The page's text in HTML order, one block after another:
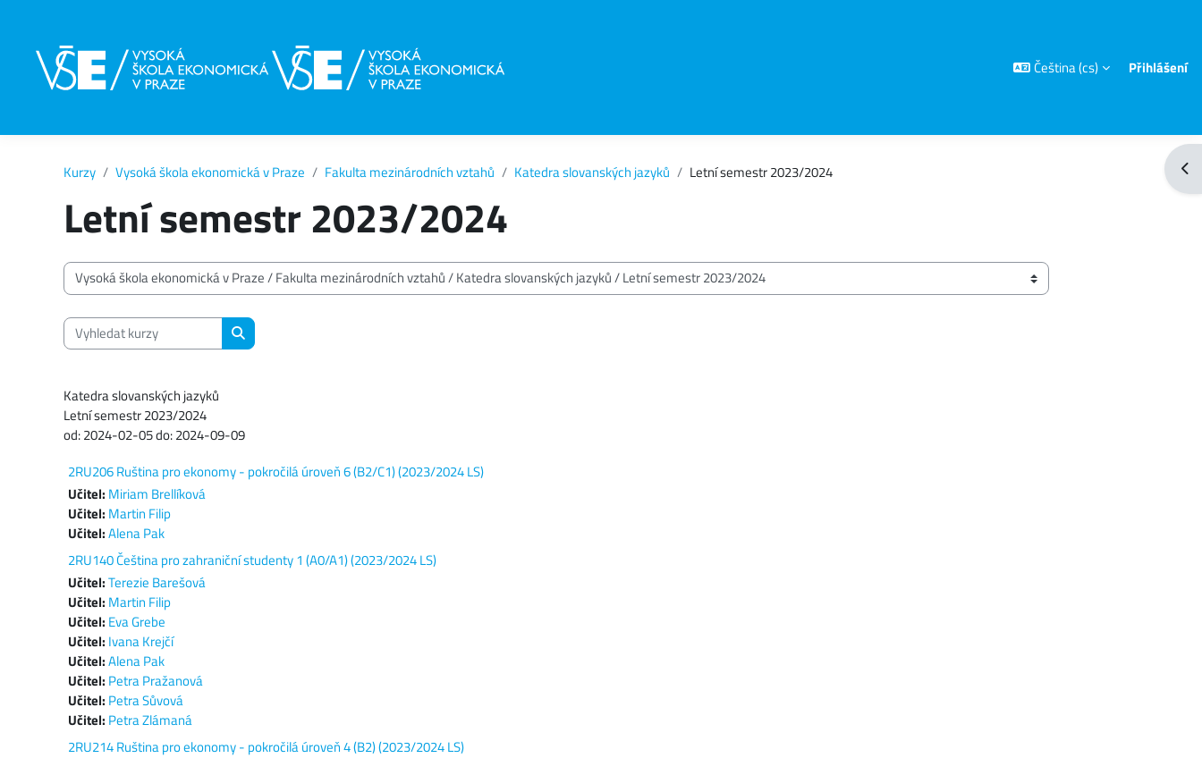
Čeština ‎(cs)‎ Přihlášení
Kurzy Vysoká škola ekonomická v Praze Fakulta mezinárodních vztahů Katedra slovanských jazyků Letní semestr 2023/2024
Letní semestr 2023/2024
Kategorie kurzů
Vyhledat kurzy
Vyhledat kurzy
Katedra slovanských jazyků
Letní semestr 2023/2024
od: 2024-02-05 do: 2024-09-09
2RU206 Ruština pro ekonomy - pokročilá úroveň 6 (B2/C1) (2023/2024 LS)
Učitel: Miriam Brellíková
Učitel: Martin Filip
Učitel:Alena Pak
2RU140 Čeština pro zahraniční studenty 1 (A0/A1) (2023/2024 LS)
Učitel:Terezie Barešová
Učitel: Martin Filip
Učitel: Eva Grebe
Učitel: Ivana Krejčí
Učitel:Alena Pak
Učitel: Petra Pražanová
Učitel: Petra Sůvová
Učitel: Petra Zlámaná
2RU214 Ruština pro ekonomy - pokročilá úroveň 4 (B2) (2023/2024 LS)